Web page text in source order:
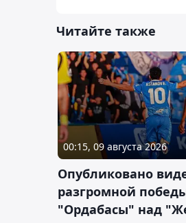
Читайте также
00:15, 09 августа 2026
Опубликовано
разгромной
"Ордабасы" над